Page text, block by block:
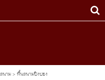
นาม> พื้นสนามปิงปอง